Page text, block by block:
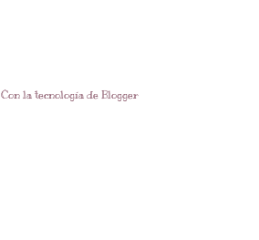
Con la tecnología de Blogger